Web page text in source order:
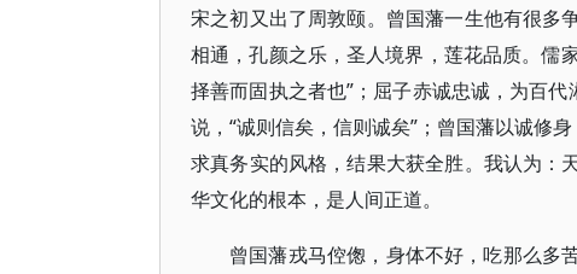
宋之初又出了周敦颐。曾国藩一生他有很多
相通，孔颜之乐，圣人境界，莲花品质。儒
择善而固执之者也”；屈子赤诚忠诚，为百
说，“诚则信矣，信则诚矣”；曾国藩以诚修
求真务实的风格，结果大获全胜。我认为：
华文化的根本，是人间正道。
曾国藩戎马倥偬，身体不好，吃那么多